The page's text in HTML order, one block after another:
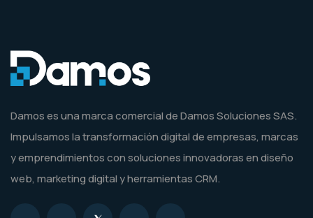
Damos es una marca comercial de Damos Soluciones SAS.
Impulsamos la transformación digital de empresas, marcas
y emprendimientos con soluciones innovadoras en diseño
web, marketing digital y herramientas CRM.